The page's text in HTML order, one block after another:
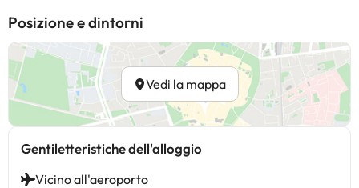
Posizione e dintorni
Vedi la mappa
Gentiletteristiche dell'alloggio
Vicino all'aeroporto